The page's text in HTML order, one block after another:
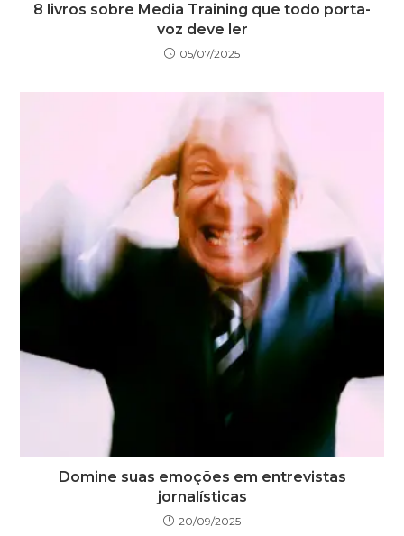
8 livros sobre Media Training que todo porta-
voz deve ler
05/07/2025
Domine suas emoções em entrevistas
jornalísticas
20/09/2025